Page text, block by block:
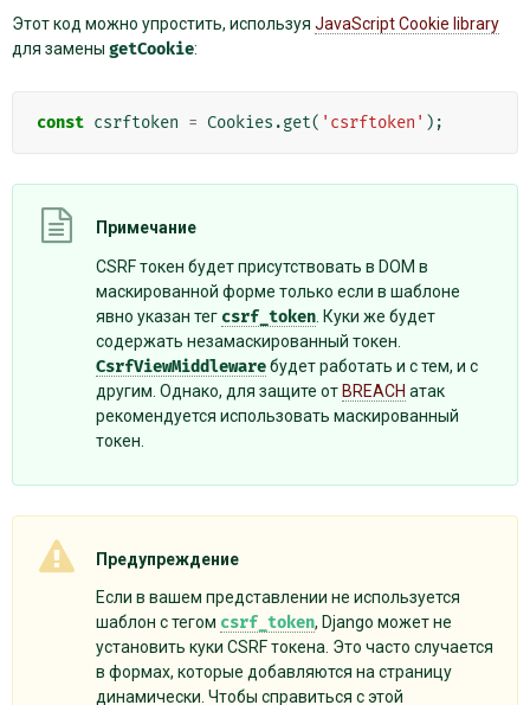
Этот код можно упростить, используя JavaScript Cookie library
для замены getCookie:
const csrftoken = Cookies .get( 'csrftoken' );
Примечание
CSRF токен будет присутствовать в DOM в
маскированной форме только если в шаблоне
явно указан тег csrf_token . Куки же будет
содержать незамаскированный токен.
CsrfViewMiddlewareбудет работать и с тем, и с
другим. Однако, для защите отBREACH атак
рекомендуется использовать маскированный
токен.
Предупреждение
Если в вашем представлении не используется
шаблон с тегом csrf_token, Django может не
установить куки CSRF токена. Это часто случается
в формах, которые добавляются на страницу
динамически. Чтобы справиться с этой